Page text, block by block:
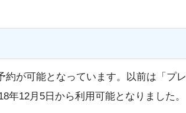
が可能となっています。以前は「プレ
年12月5日から利用可能となりました。